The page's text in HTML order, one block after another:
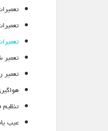
تعمیر
تعمیر
تنظیم
عیب